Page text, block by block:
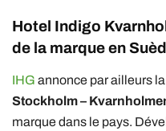
Hotel Indigo
de la marque en
IHG annonce par ailleurs
Stockholm –
marque dans le pays.